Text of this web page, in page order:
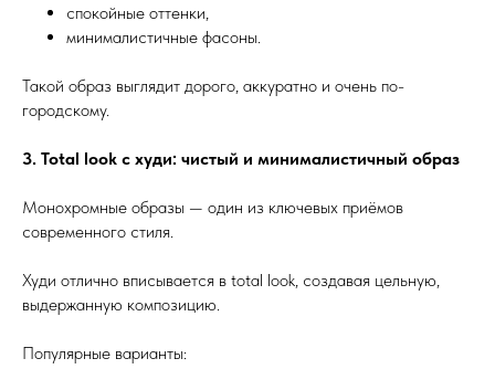
спокойные оттенки,
минималистичные фасоны.
Такой образ выглядит дорого, аккуратно и очень по-
городскому.
3. Total look с худи: чистый и минималистичный образ
Монохромные образы — один из ключевых приёмов
современного стиля.
Худи отлично вписывается в total look, создавая цельную,
выдержанную композицию.
Популярные варианты: